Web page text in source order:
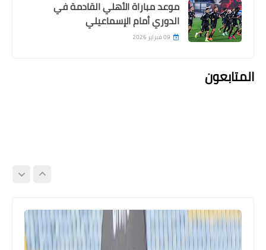
موعد مباراة الأهلي القادمة في
الدوري أمام الإسماعيلي
09 فبراير 2026
المتابعون